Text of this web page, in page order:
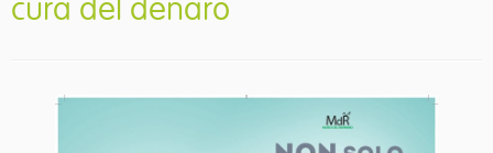
cura del denaro